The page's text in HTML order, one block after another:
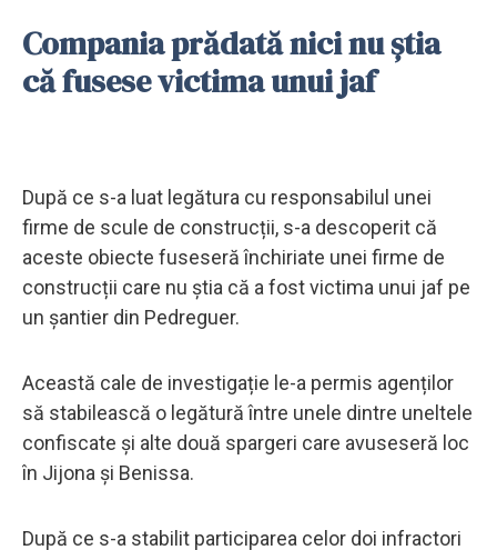
Compania prădată nici nu știa
că fusese victima unui jaf
După ce s-a luat legătura cu responsabilul unei
firme de scule de construcții, s-a descoperit că
aceste obiecte fuseseră închiriate unei firme de
construcții care nu știa că a fost victima unui jaf pe
un șantier din Pedreguer.
Această cale de investigație le-a permis agenților
să stabilească o legătură între unele dintre uneltele
confiscate și alte două spargeri care avuseseră loc
în Jijona și Benissa.
După ce s-a stabilit participarea celor doi infractori